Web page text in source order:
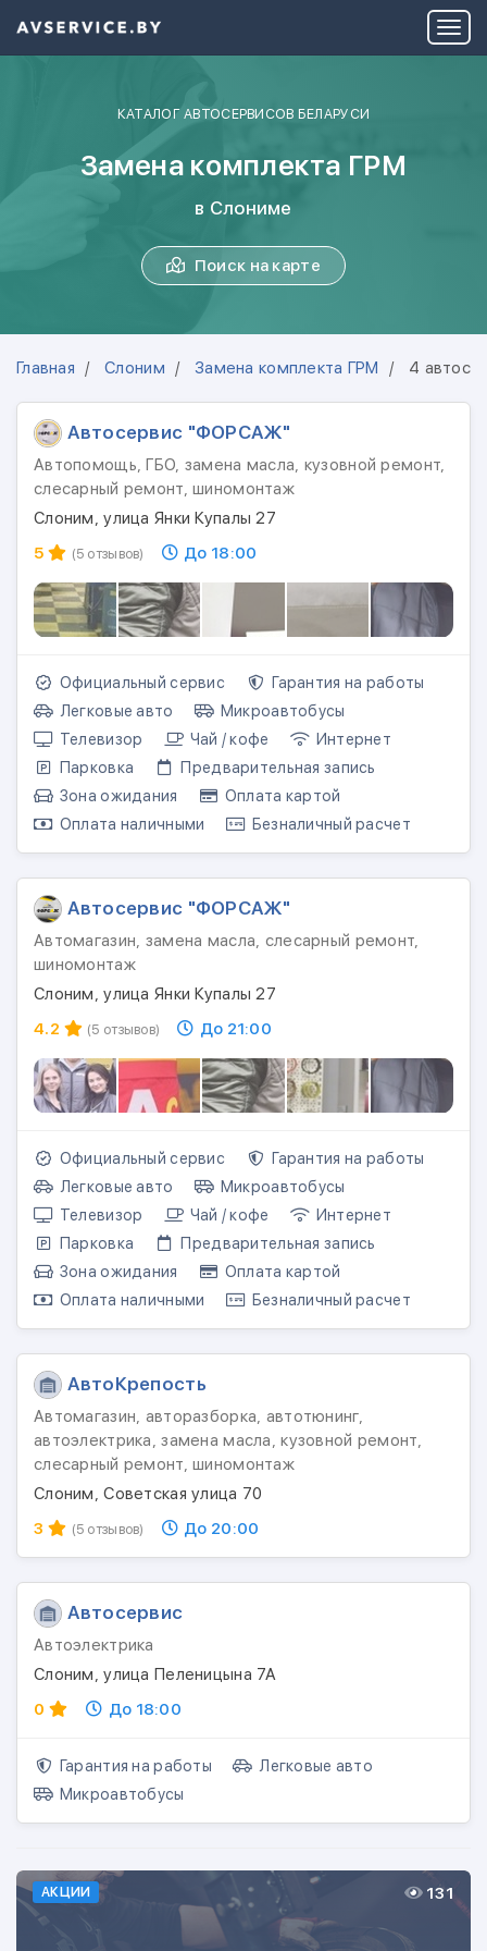
КАТАЛОГ АВТОСЕРВИСОВ БЕЛАРУСИ
Замена комплекта ГРМ
в Слониме
Поиск на карте
Главная Слоним Замена комплекта ГРМ 4
Автосервис "ФОРСАЖ"
Автопомощь, ГБО, замена масла, кузовной ремонт,
слесарный ремонт, шиномонтаж
Слоним, улица Янки Купалы 27
5
(5 отзывов) До 18:00
Официальный сервис
Гарантия на работы
Легковые авто
Микроавтобусы
Телевизор
Чай / кофе
Интернет
Парковка
Предварительная запись
Зона ожидания
Оплата картой
Оплата наличными
Безналичный расчет
Автосервис "ФОРСАЖ"
Автомагазин, замена масла, слесарный ремонт,
шиномонтаж
Слоним, улица Янки Купалы 27
4.2
(5 отзывов) До 21:00
Официальный сервис
Гарантия на работы
Легковые авто
Микроавтобусы
Телевизор
Чай / кофе
Интернет
Парковка
Предварительная запись
Зона ожидания
Оплата картой
Оплата наличными
Безналичный расчет
АвтоКрепость
Автомагазин, авторазборка, автотюнинг,
автоэлектрика, замена масла, кузовной ремонт,
слесарный ремонт, шиномонтаж
Слоним, Советская улица 70
3
(5 отзывов) До 20:00
Автосервис
Автоэлектрика
Слоним, улица Пеленицына 7А
0
До 18:00
Гарантия на работы
Легковые авто
Микроавтобусы
АКЦИИ 131